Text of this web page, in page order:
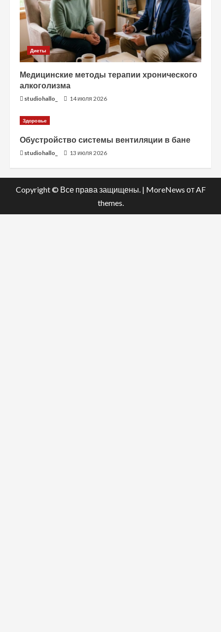
Диеты
Медицинские методы терапии хронического
алкоголизма
studiohallo_ 14 июля 2026
Здоровье
Обустройство системы вентиляции в бане
studiohallo_ 13 июля 2026
Copyright © Все права защищены. | MoreNews от AF
themes.